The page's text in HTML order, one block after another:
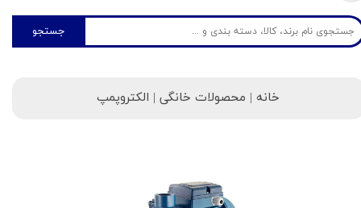
جستجو
خانه| محصولات خانگی | الکتروپمپ